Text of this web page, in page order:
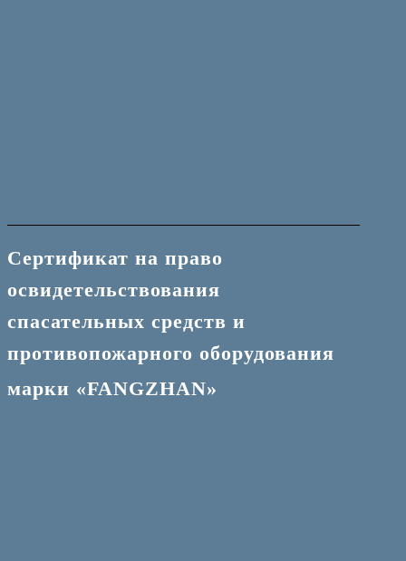
Сертификат на право
освидетельствования
спасательных средств и
противопожарного оборудования
марки «FANGZHAN»